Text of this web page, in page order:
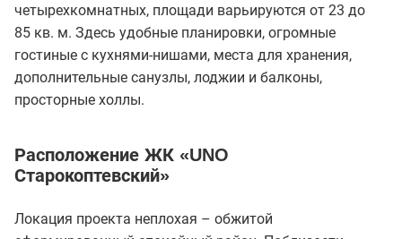
четырехкомнатных, площади варьируются от 23 до
85 кв. м. Здесь удобные планировки, огромные
гостиные с кухнями-нишами, места для хранения,
дополнительные санузлы, лоджии и балконы,
просторные холлы.
Расположение ЖК «UNO
Старокоптевский»
Локация проекта неплохая – обжитой